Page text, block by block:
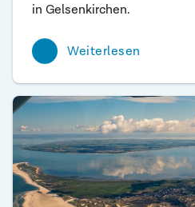
in Gelsenkirchen.
Weiterlesen